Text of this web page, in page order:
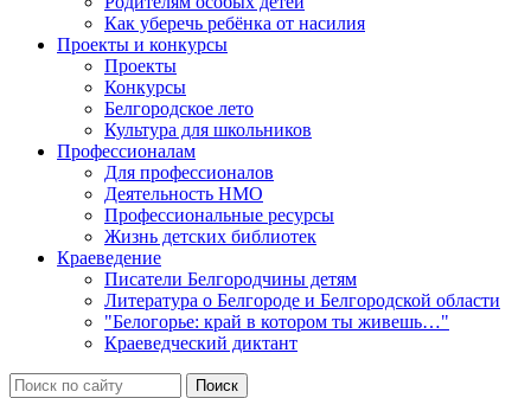
Как уберечь ребёнка от насилия
Проекты и конкурсы
Проекты
Конкурсы
Белгородское лето
Культура для школьников
Профессионалам
Для профессионалов
Деятельность НМО
Профессиональные ресурсы
Жизнь детских библиотек
Краеведение
Писатели Белгородчины детям
Литература о Белгороде и Белгородской области
"Белогорье: край в котором ты живешь…"
Краеведческий диктант